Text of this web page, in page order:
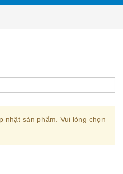
nhật sản phẩm. Vui lòng chọn